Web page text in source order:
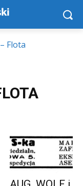
Flota